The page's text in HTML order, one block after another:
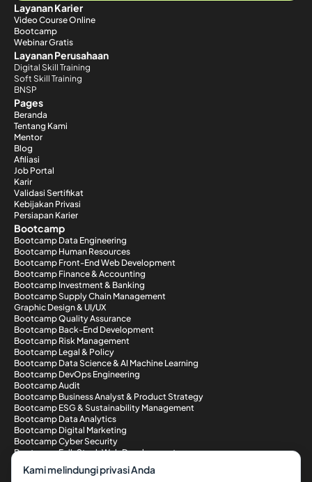
Layanan Karier
Video Course Online
Bootcamp
Webinar Gratis
Layanan Perusahaan
Digital Skill Training
Soft Skill Training
BNSP
Pages
Beranda
Tentang Kami
Mentor
Blog
Afiliasi
Job Portal
Karir
Validasi Sertifikat
Kebijakan Privasi
Persiapan Karier
Bootcamp
Bootcamp Data Engineering
Bootcamp Human Resources
Bootcamp Front-End Web Development
Bootcamp Finance & Accounting
Bootcamp Investment & Banking
Bootcamp Supply Chain Management
Graphic Design & UI/UX
Bootcamp Quality Assurance
Bootcamp Back-End Development
Bootcamp Risk Management
Bootcamp Legal & Policy
Bootcamp Data Science & AI Machine Learning
Bootcamp DevOps Engineering
Bootcamp Audit
Bootcamp Business Analyst & Product Strategy
Bootcamp ESG & Sustainability Management
Bootcamp Data Analytics
Bootcamp Digital Marketing
Bootcamp Cyber Security
Bootcamp Full-Stack Web Development
Metode Pembayaran
Kami melindungi privasi Anda